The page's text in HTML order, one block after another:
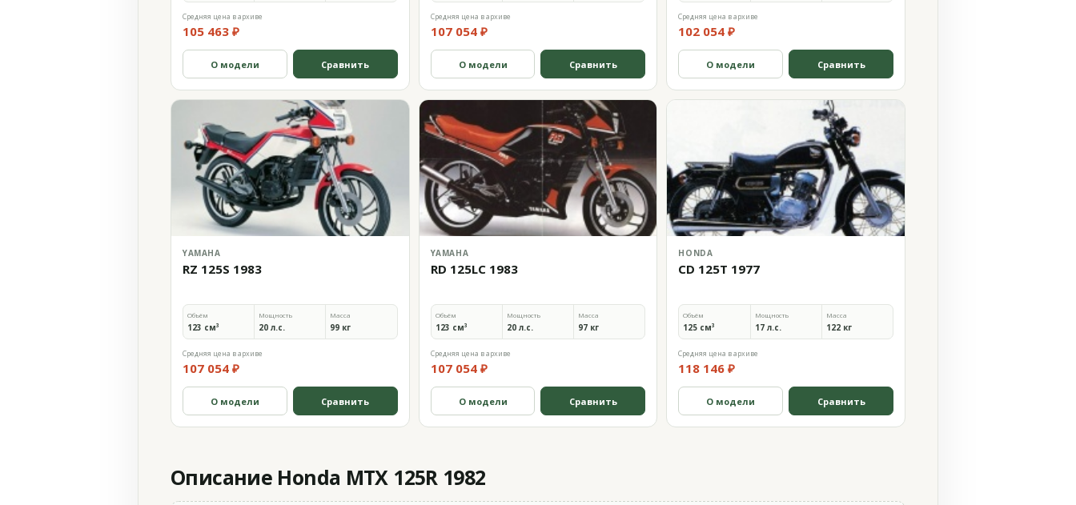
Средняя цена в архиве
105 463 ₽
О модели Сравнить
Средняя цена в архиве
107 054 ₽
О модели Сравнить
Средняя цена в архиве
102 054 ₽
О модели Сравнить
YAMAHA
RZ 125S 1983
Объём
123 см³
Мощность
20 л.с.
Масса
99 кг
Средняя цена в архиве
107 054 ₽
О модели Сравнить
YAMAHA
RD 125LC 1983
Объём
123 см³
Мощность
20 л.с.
Масса
97 кг
Средняя цена в архиве
107 054 ₽
О модели Сравнить
HONDA
CD 125T 1977
Объём
125 см³
Мощность
17 л.с.
Масса
122 кг
Средняя цена в архиве
118 146 ₽
О модели Сравнить
Описание Honda MTX 125R 1982